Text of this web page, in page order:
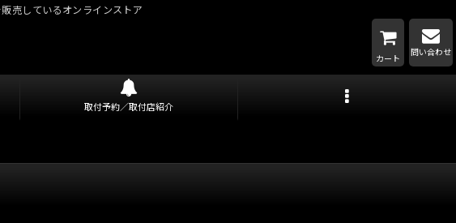
売しているオンラインストア
カート
問い合わせ
取付予約／取付店紹介